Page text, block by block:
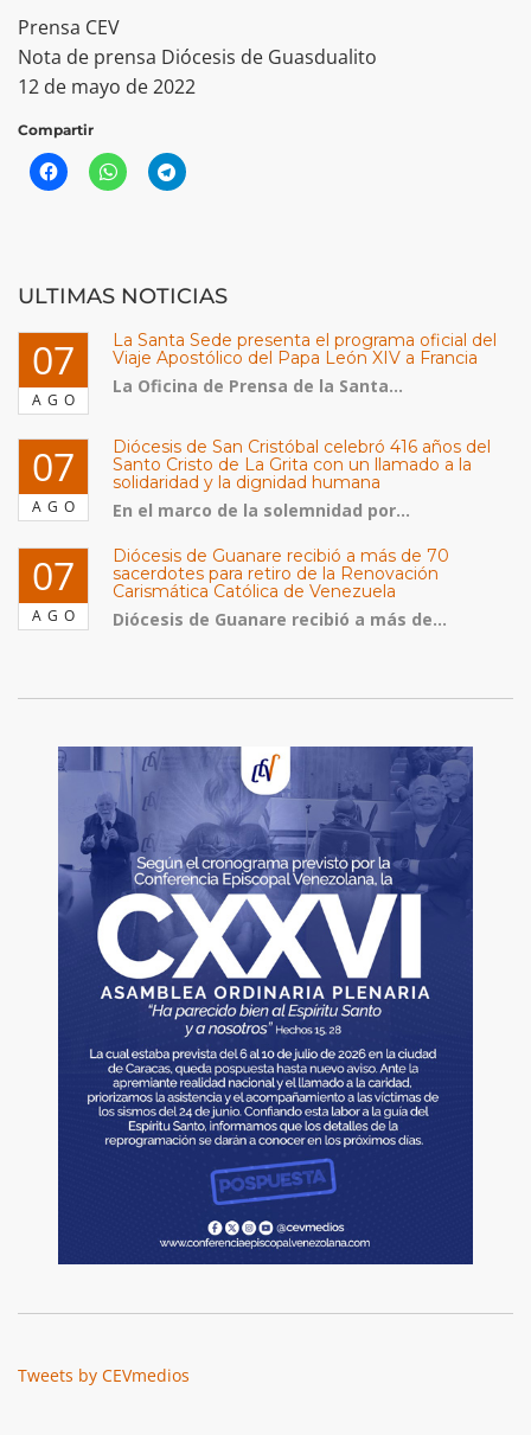
Prensa CEV
Nota de prensa Diócesis de Guasdualito
12 de mayo de 2022
Compartir
ULTIMAS NOTICIAS
07
AGO
La Santa Sede presenta el programa oficial del
Viaje Apostólico del Papa León XIV a Francia
La Oficina de Prensa de la Santa...
07
AGO
Diócesis de San Cristóbal celebró 416 años del
Santo Cristo de La Grita con un llamado a la
solidaridad y la dignidad humana
En el marco de la solemnidad por...
07
AGO
Diócesis de Guanare recibió a más de 70
sacerdotes para retiro de la Renovación
Carismática Católica de Venezuela
Diócesis de Guanare recibió a más de...
Tweets by CEVmedios